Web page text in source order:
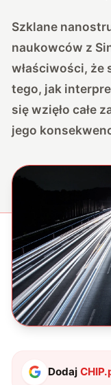
Szklane
naukowców z
właściwości, że
tego, jak
się wzięło całe
jego
Dodaj